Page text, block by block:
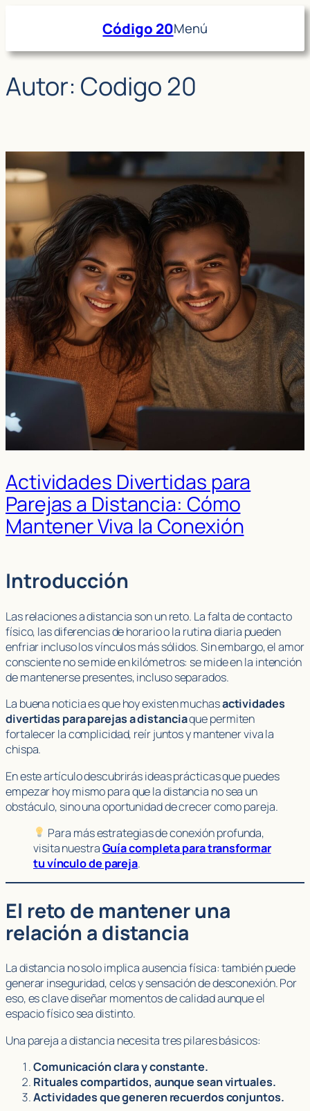
contenido
Código 20Menú
Autor: Codigo 20
Actividades Divertidas para
Parejas a Distancia: Cómo
Mantener Viva la Conexión
Introducción
Las relaciones a distancia son un reto. La falta de contacto
físico, las diferencias de horario o la rutina diaria pueden
enfriar incluso los vínculos más sólidos. Sin embargo, el amor
consciente no se mide en kilómetros: se mide en la intención
de mantenerse presentes, incluso separados.
La buena noticia es que hoy existen muchasactividades
divertidas para parejas a distanciaque permiten
fortalecer la complicidad, reír juntos y mantener viva la
chispa.
En este artículo descubrirás ideas prácticas que puedes
empezar hoy mismo para que la distancia no sea un
obstáculo, sino una oportunidad de crecer como pareja.
Para más estrategias de conexión profunda,
visita nuestraGuía completa para transformar
tu vínculo de pareja.
El reto de mantener una
relación a distancia
La distancia no solo implica ausencia física: también puede
generar inseguridad, celos y sensación de desconexión. Por
eso, es clave diseñar momentos de calidad aunque el
espacio físico sea distinto.
Una pareja a distancia necesita tres pilares básicos:
Comunicación clara y constante.
Rituales compartidos, aunque sean virtuales.
Actividades que generen recuerdos conjuntos.